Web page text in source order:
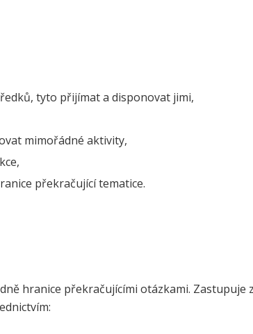
tyto přijímat a disponovat jimi,
mimořádné aktivity,
překračující tematice.
hranice překračujícími otázkami. Zastupuje